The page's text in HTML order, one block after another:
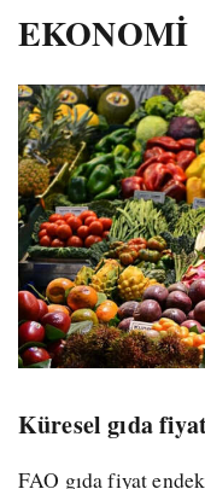
EKONOMİ
Küresel gıda
FAO gıda fiyat